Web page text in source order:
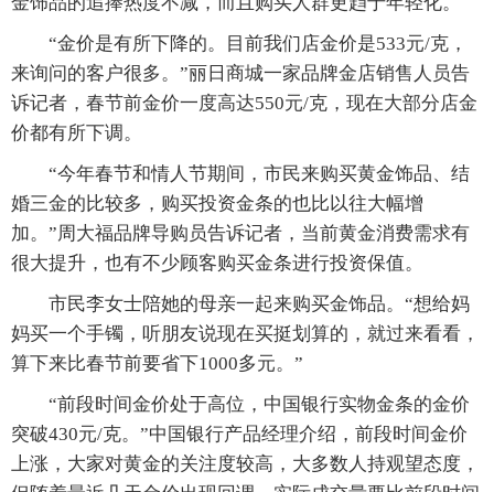
“金价是有所下降的。目前我们店金价是533元/克，
来询问的客户很多。”丽日商城一家品牌金店销售人员告
诉记者，春节前金价一度高达550元/克，现在大部分店金
价都有所下调。
“今年春节和情人节期间，市民来购买黄金饰品、结
婚三金的比较多，购买投资金条的也比以往大幅增
加。”周大福品牌导购员告诉记者，当前黄金消费需求有
很大提升，也有不少顾客购买金条进行投资保值。
市民李女士陪她的母亲一起来购买金饰品。“想给妈
妈买一个手镯，听朋友说现在买挺划算的，就过来看看，
算下来比春节前要省下1000多元。”
“前段时间金价处于高位，中国银行实物金条的金价
突破430元/克。”中国银行产品经理介绍，前段时间金价
上涨，大家对黄金的关注度较高，大多数人持观望态度，